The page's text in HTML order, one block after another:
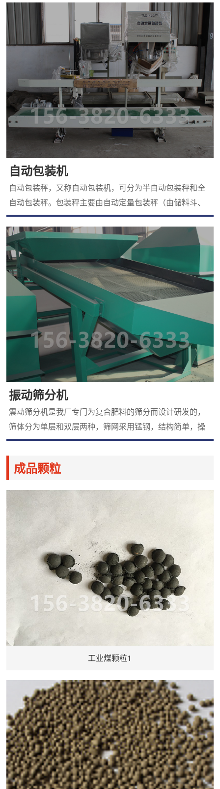
分和提高堆肥品质。该机系列规格可满足多种发酵槽
自动包装机
自动包装秤，又称自动包装机，可分为半自动包装秤和全
自动包装秤。包装秤主要由自动定量包装秤（由储料斗、
喂料器，称重夹袋斗，揉实机构，电脑控制，气动执行部
分等构成）与选配部分（输送机、缝口机/热合机）组成
振动筛分机
震动筛分机是我厂专门为复合肥料的筛分而设计研发的，
筛体分为单层和双层两种，筛网采用锰钢，结构简单，操
作方便。筛网孔径可根据用户要求选定。震动筛分机工作
成品颗粒
工业煤颗粒1